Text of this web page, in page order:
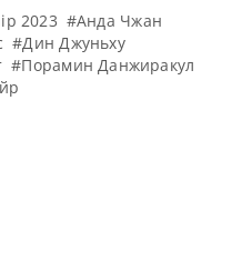
2023 #Анда Чжан
#Дин Джуньху
#Порамин Данжиракул